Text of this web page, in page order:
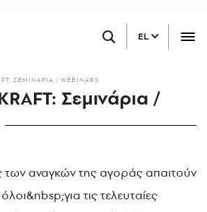
EL
ΣΕΜΙΝΆΡΙΑ / WEBINARS
Σεμινάρια /
των αναγκών της αγοράς απαιτούν
τις τελευταίες